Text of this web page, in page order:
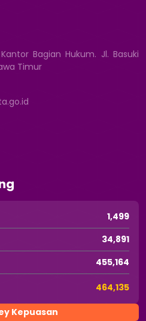
Bagian Hukum. Jl. Basuki
Timur
1,499
34,891
455,164
464,135
Kepuasan